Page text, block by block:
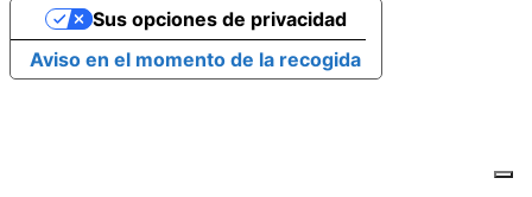
Aviso en el momento de la recogida
Sus opciones de privacidad